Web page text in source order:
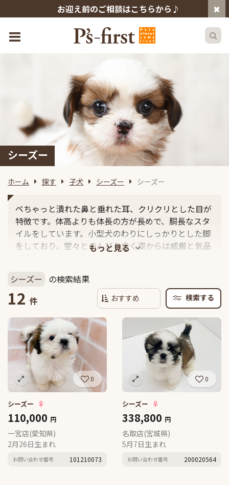
お迎え前のご相談はこちらから♪
シーズー
ホーム 探す 子犬 シーズー シーズー
ペちゃっと潰れた鼻と垂れた耳、クリクリとした目が
特徴です。体高よりも体長の方が長めで、胴長なスタ
イルをしています。小型犬のわりにしっかりとした脚
をしており、堂々とのんびり歩く姿からは威厳と気品
すが、シーズーは多様なカラーが認められている犬種
としても知られており、バリエーションがとっても豊
富です。一般的に多く見られるカラーとしては、パー
ティ・カラーと言われる、白地にゴールドやブラック
の班が入るカラーですが、その他にもグレーホワイト
やシャンパン、ブルーなど様々な色が認められていま
す。
シーズー の検索結果
12 件 検索する
0
シーズー ♀
110,000 円
一宮店(愛知県)
2月26日生まれ
お問い合わせ番号 101210073
0
シーズー ♀
338,800 円
名取店(宮城県)
5月7日生まれ
お問い合わせ番号 200020564